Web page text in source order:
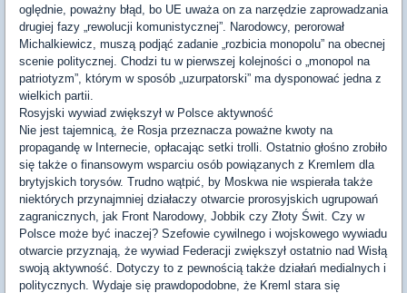
oględnie, poważny błąd, bo UE uważa on za narzędzie zaprowadzania
drugiej fazy „rewolucji komunistycznej”. Narodowcy, perorował
Michalkiewicz, muszą podjąć zadanie „rozbicia monopolu” na obecnej
scenie politycznej. Chodzi tu w pierwszej kolejności o „monopol na
patriotyzm”, którym w sposób „uzurpatorski” ma dysponować jedna z
wielkich partii.
Rosyjski wywiad zwiększył w Polsce aktywność
Nie jest tajemnicą, że Rosja przeznacza poważne kwoty na
propagandę w Internecie, opłacając setki trolli. Ostatnio głośno zrobiło
się także o finansowym wsparciu osób powiązanych z Kremlem dla
brytyjskich torysów. Trudno wątpić, by Moskwa nie wspierała także
niektórych przynajmniej działaczy otwarcie prorosyjskich ugrupowań
zagranicznych, jak Front Narodowy, Jobbik czy Złoty Świt. Czy w
Polsce może być inaczej? Szefowie cywilnego i wojskowego wywiadu
otwarcie przyznają, że wywiad Federacji zwiększył ostatnio nad Wisłą
swoją aktywność. Dotyczy to z pewnością także działań medialnych i
politycznych. Wydaje się prawdopodobne, że Kreml stara się